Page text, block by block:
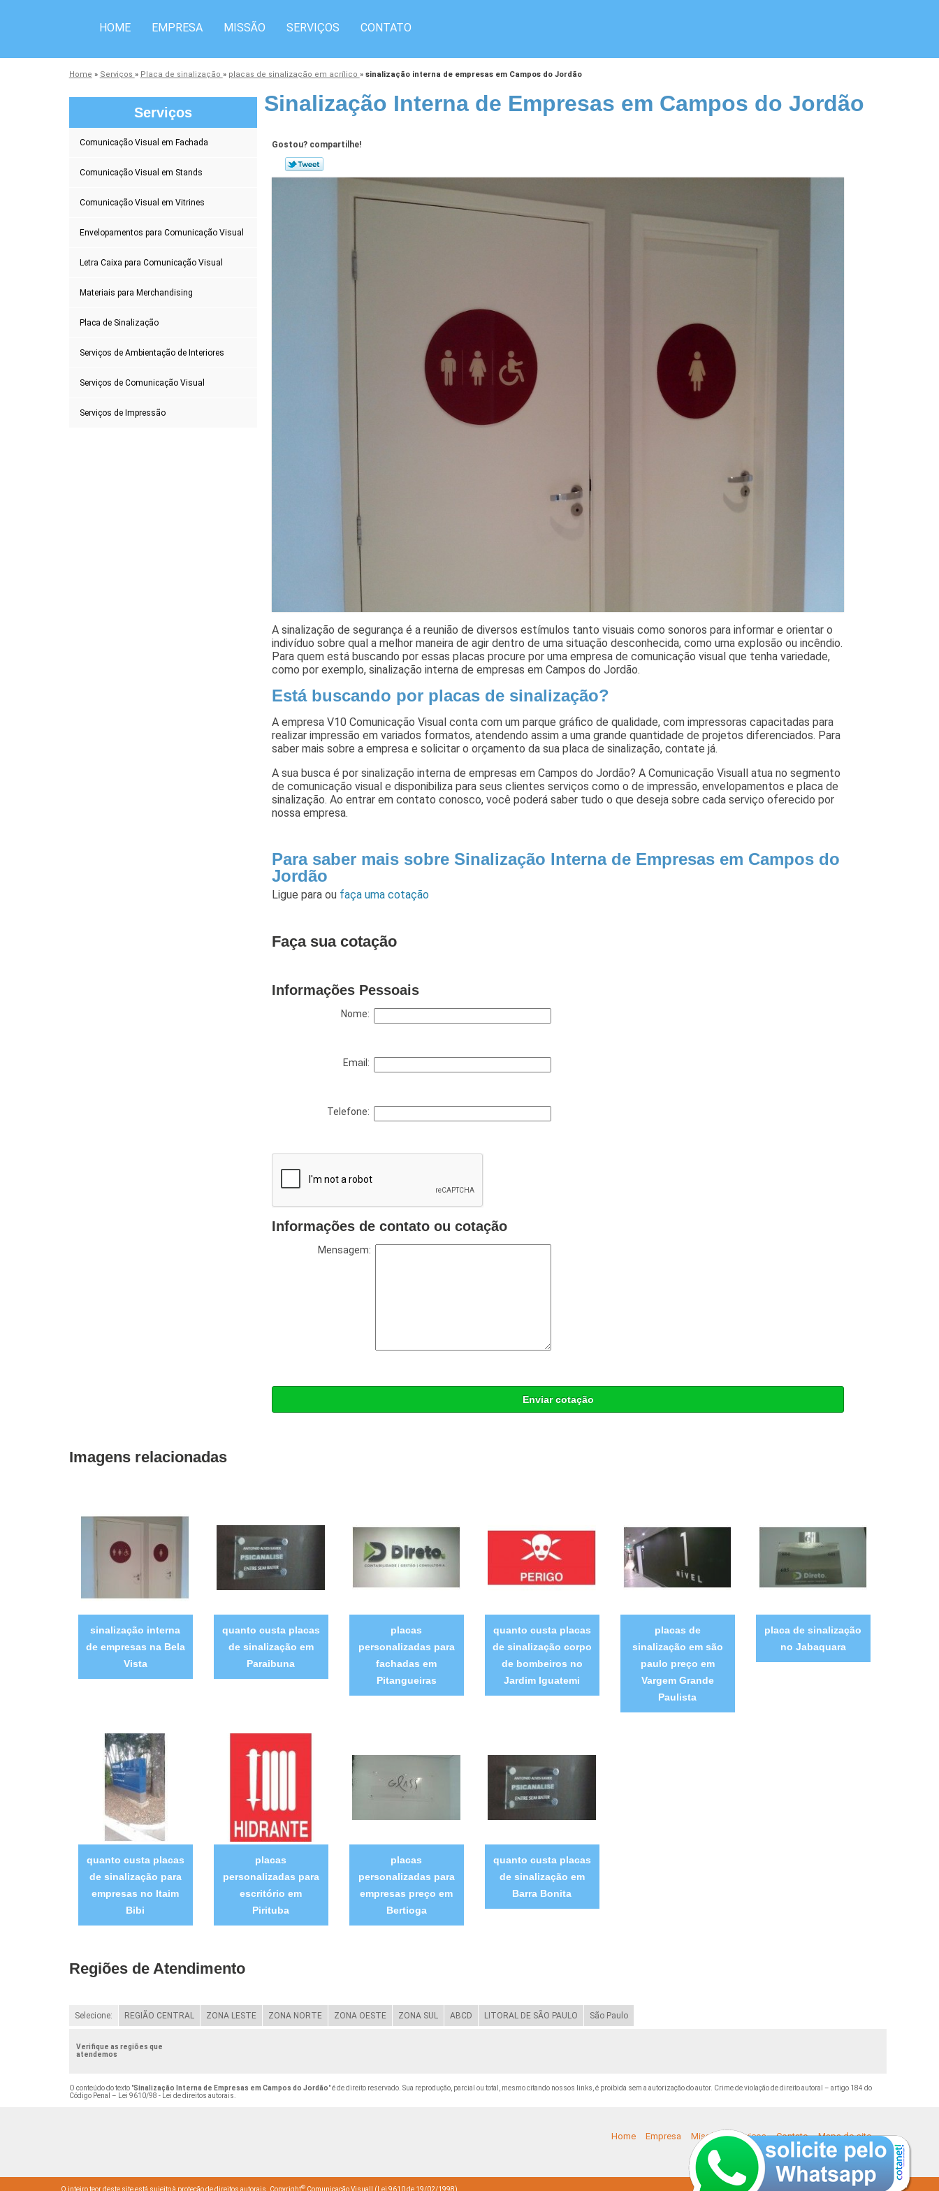
HOME EMPRESA MISSÃO SERVIÇOS CONTATO
Home » Serviços » Placa de sinalização » placas de sinalização em acrílico » sinalização interna de empresas em Campos do Jordão
Serviços
Comunicação Visual em Fachada
Comunicação Visual em Stands
Comunicação Visual em Vitrines
Envelopamentos para Comunicação Visual
Letra Caixa para Comunicação Visual
Materiais para Merchandising
Placa de Sinalização
Serviços de Ambientação de Interiores
Serviços de Comunicação Visual
Serviços de Impressão
Sinalização Interna de Empresas em Campos do Jordão
Gostou? compartilhe!
A sinalização de segurança é a reunião de diversos estímulos tanto visuais como sonoros para informar e orientar o
indivíduo sobre qual a melhor maneira de agir dentro de uma situação desconhecida, como uma explosão ou incêndio.
Para quem está buscando por essas placas procure por uma empresa de comunicação visual que tenha variedade,
como por exemplo, sinalização interna de empresas em Campos do Jordão.
Está buscando por placas de sinalização?
A empresa V10 Comunicação Visual conta com um parque gráfico de qualidade, com impressoras capacitadas para
realizar impressão em variados formatos, atendendo assim a uma grande quantidade de projetos diferenciados. Para
saber mais sobre a empresa e solicitar o orçamento da sua placa de sinalização, contate já.
A sua busca é por sinalização interna de empresas em Campos do Jordão? A Comunicação Visuall atua no segmento
de comunicação visual e disponibiliza para seus clientes serviços como o de impressão, envelopamentos e placa de
sinalização. Ao entrar em contato conosco, você poderá saber tudo o que deseja sobre cada serviço oferecido por
nossa empresa.
Para saber mais sobre Sinalização Interna de Empresas em Campos do
Jordão
Ligue paraou faça uma cotação
Faça sua cotação
Informações Pessoais
Nome:
Email:
Telefone:
Informações de contato ou cotação
Mensagem:
Enviar cotação
Imagens relacionadas
sinalização interna
de empresas na Bela
Vista
quanto custa placas
de sinalização em
Paraibuna
placas
personalizadas para
fachadas em
Pitangueiras
quanto custa placas
de sinalização corpo
de bombeiros no
Jardim Iguatemi
placas de
sinalização em são
paulo preço em
Vargem Grande
Paulista
placa de sinalização
no Jabaquara
quanto custa placas
de sinalização para
empresas no Itaim
Bibi
placas
personalizadas para
escritório em
Pirituba
placas
personalizadas para
empresas preço em
Bertioga
quanto custa placas
de sinalização em
Barra Bonita
Regiões de Atendimento
Selecione: REGIÃO CENTRAL ZONA LESTE ZONA NORTE ZONA OESTE ZONA SUL ABCD LITORAL DE SÃO PAULO São Paulo
Verifique as regiões que
atendemos
O conteúdo do texto "Sinalização Interna de Empresas em Campos do Jordão" é de direito reservado. Sua reprodução, parcial ou total, mesmo citando nossos links, é proibida sem a autorização do autor. Crime de violação de direito autoral – artigo 184 do
Código Penal –
Lei 9610/98 - Lei de direitos autorais
Home Empresa Missão Serviços Contato Mapa do site
O inteiro teor deste site está sujeito à proteção de direitos autorais. Copyright© Comunicação Visuall (Lei 9610 de 19/02/1998)